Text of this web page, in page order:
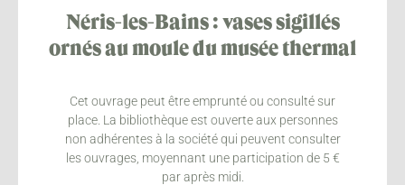
Néris-les-Bains : vases sigillés
ornés au moule du musée thermal
Cet ouvrage peut être emprunté ou consulté sur
place. La bibliothèque est ouverte aux personnes
non adhérentes à la société qui peuvent consulter
les ouvrages, moyennant une participation de 5 €
par après midi.